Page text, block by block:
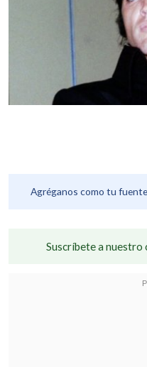
Agréganos como tu
Suscríbete a nuestro